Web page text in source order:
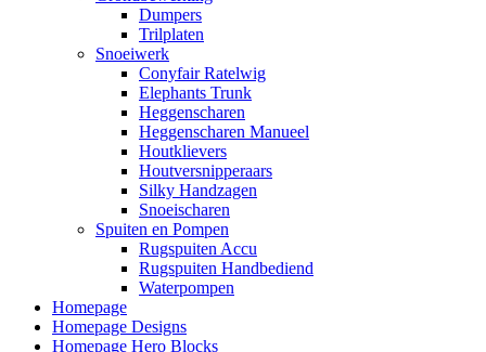
Dumpers
Trilplaten
Snoeiwerk
Conyfair Ratelwig
Elephants Trunk
Heggenscharen
Heggenscharen Manueel
Houtklievers
Houtversnipperaars
Silky Handzagen
Snoeischaren
Spuiten en Pompen
Rugspuiten Accu
Rugspuiten Handbediend
Waterpompen
Homepage
Homepage Designs
Homepage Hero Blocks